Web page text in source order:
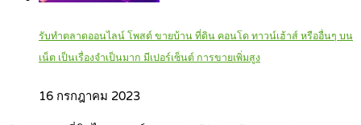
รับทำตลาดออนไลน์ โพสต์ ขายบ้าน ที่ดิน คอนโด ทาวน์เฮ้าส์ หรืออื่นๆ บน
เน็ต เป็นเรื่องจำเป็นมาก มีเปอร์เซ็นต์ การขายเพิ่มสูง
16 กรกฎาคม 2023